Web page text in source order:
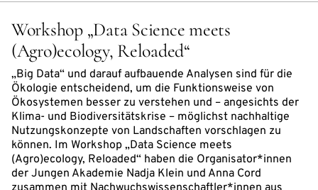
Workshop „Data Science meets
(Agro)ecology, Reloaded“
„Big Data“ und darauf aufbauende Analysen sind für die
Ökologie entscheidend, um die Funktionsweise von
Ökosystemen besser zu verstehen und – angesichts der
Klima- und Biodiversitätskrise – möglichst nachhaltige
Nutzungskonzepte von Landschaften vorschlagen zu
können. Im Workshop „Data Science meets
(Agro)ecology, Reloaded“ haben die Organisator*innen
der Jungen Akademie Nadja Klein und Anna Cord